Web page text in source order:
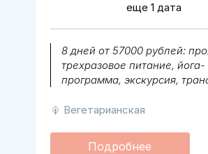
8 дней от 57000 рублей:
трехразовое питание, йога-
программа, экскурсия,
Вегетарианская
еще 1 дата
Подробнее